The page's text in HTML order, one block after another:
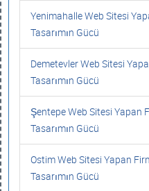
Yenimahalle Web Sitesi
Tasarımın Gücü
Demetevler Web Sitesi
Tasarımın Gücü
Şentepe Web Sitesi Yapan
Tasarımın Gücü
Ostim Web Sitesi Yapan
Tasarımın Gücü